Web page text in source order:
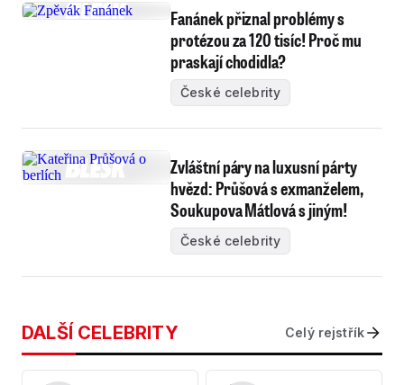
Fanánek přiznal problémy s
protézou za 120 tisíc! Proč mu
praskají chodidla?
České celebrity
Zvláštní páry na luxusní párty
hvězd: Průšová s exmanželem,
Soukupova Mátlová s jiným!
České celebrity
DALŠÍ CELEBRITY Celý rejstřík